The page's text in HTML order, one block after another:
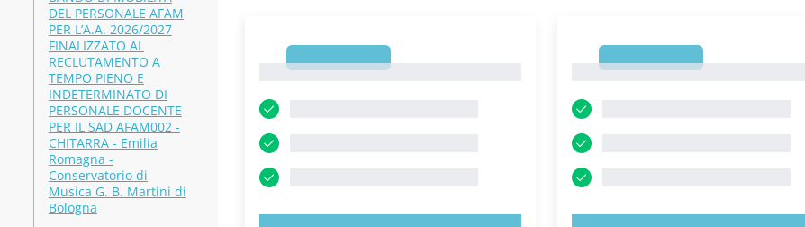
DEL PERSONALE AFAM
PER L’A.A. 2026/2027
FINALIZZATO AL
RECLUTAMENTO A
TEMPO PIENO E
INDETERMINATO DI
PERSONALE DOCENTE
PER IL SAD AFAM002 -
CHITARRA - Emilia
Romagna -
Conservatorio di
Musica G. B. Martini di
Bologna